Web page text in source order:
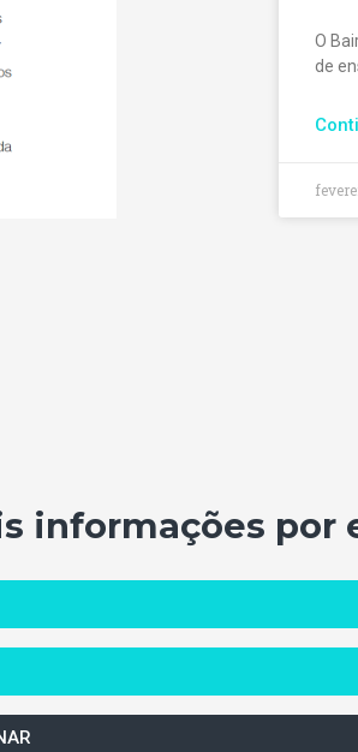
O
de
informações por